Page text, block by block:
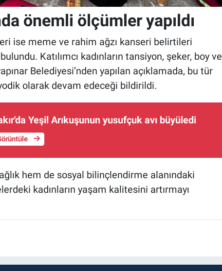
önemli ölçümler yapıldı
ise meme ve rahim ağzı kanseri belirtileri
Katılımcı kadınların tansiyon, şeker, boy ve
Belediyesi’nden yapılan açıklamada, bu tür
olarak devam edeceği bildirildi.
Yeşil Arıkuşunun yusufçuk avı büyüledi
hem de sosyal bilinçlendirme alanındaki
kadınların yaşam kalitesini artırmayı